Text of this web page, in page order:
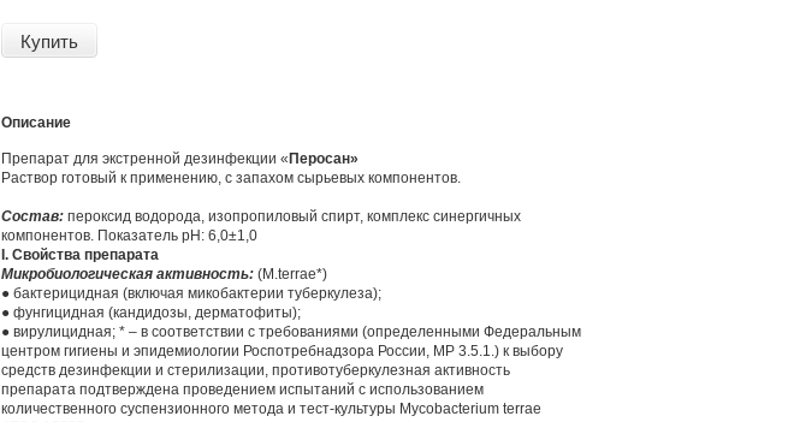
Купить
Описание
Препарат для экстренной дезинфекции « Перосан»
Раствор готовый к применению, с запахом сырьевых компонентов.
Состав: пероксид водорода, изопропиловый спирт, комплекс синергичных
компонентов. Показатель pH: 6,0±1,0
I. Свойства препарата
Микробиологическая активность: (M.terrae*)
● бактерицидная (включая микобактерии туберкулеза);
● фунгицидная (кандидозы, дерматофиты);
● вирулицидная; * – в соответствии с требованиями (определенными Федеральным
центром гигиены и эпидемиологии Роспотребнадзора России, МР 3.5.1.) к выбору
средств дезинфекции и стерилизации, противотуберкулезная активность
препарата подтверждена проведением испытаний с использованием
количественного суспензионного метода и тест-культуры Mycobacterium terrae